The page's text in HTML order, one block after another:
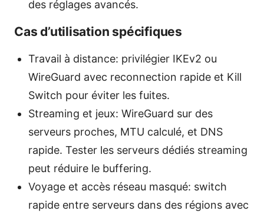
des réglages avancés.
Cas d’utilisation spécifiques
Travail à distance: privilégier IKEv2 ou
WireGuard avec reconnection rapide et Kill
Switch pour éviter les fuites.
Streaming et jeux: WireGuard sur des
serveurs proches, MTU calculé, et DNS
rapide. Tester les serveurs dédiés streaming
peut réduire le buffering.
Voyage et accès réseau masqué: switch
rapide entre serveurs dans des régions avec